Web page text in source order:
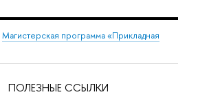
Магистерская программа «Прикладная
ПОЛЕЗНЫЕ ССЫЛКИ